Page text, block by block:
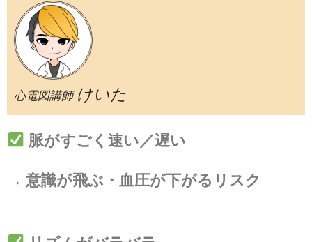
心電図講師 けいた
脈がすごく速い／遅い
→ 意識が飛ぶ・血圧が下がるリスク